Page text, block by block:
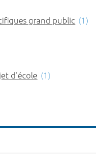
grand public (1)
d'école (1)